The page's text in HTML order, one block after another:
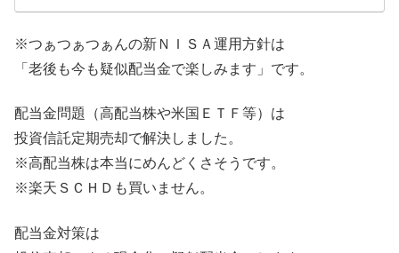
※つぁつぁつぁんの新ＮＩＳＡ運用方針は
「老後も今も疑似配当金で楽しみます」です。
配当金問題（高配当株や米国ＥＴＦ等）は
投資信託定期売却で解決しました。
※高配当株は本当にめんどくさそうです。
※楽天ＳＣＨＤも買いません。
配当金対策は